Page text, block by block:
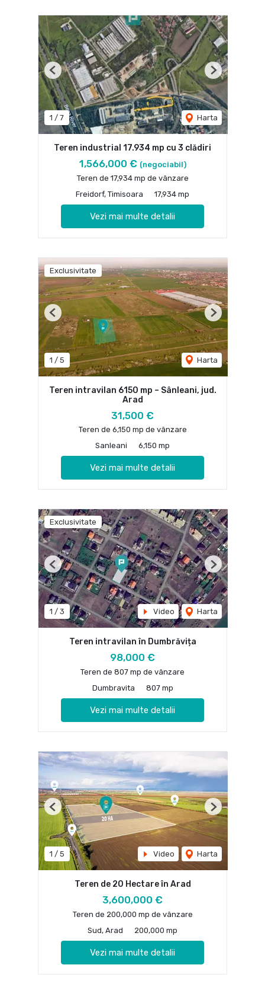
1 / 7 Harta
Previous Next
Teren industrial 17.934 mp cu 3 clădiri
1,566,000 € (negociabil)
Teren de 17,934 mp de vânzare
Freidorf, Timisoara
17,934 mp
Vezi mai multe detalii
Exclusivitate
1 / 5 Harta
Previous Next
Teren intravilan 6150 mp – Sânleani, jud.
Arad
31,500 €
Teren de 6,150 mp de vânzare
Sanleani
6,150 mp
Vezi mai multe detalii
Exclusivitate
1 / 3 Video Harta
Previous Next
Teren intravilan în Dumbrăvița
98,000 €
Teren de 807 mp de vânzare
Dumbravita
807 mp
Vezi mai multe detalii
1 / 5 Video Harta
Previous Next
Teren de 20 Hectare în Arad
3,600,000 €
Teren de 200,000 mp de vânzare
Sud, Arad
200,000 mp
Vezi mai multe detalii